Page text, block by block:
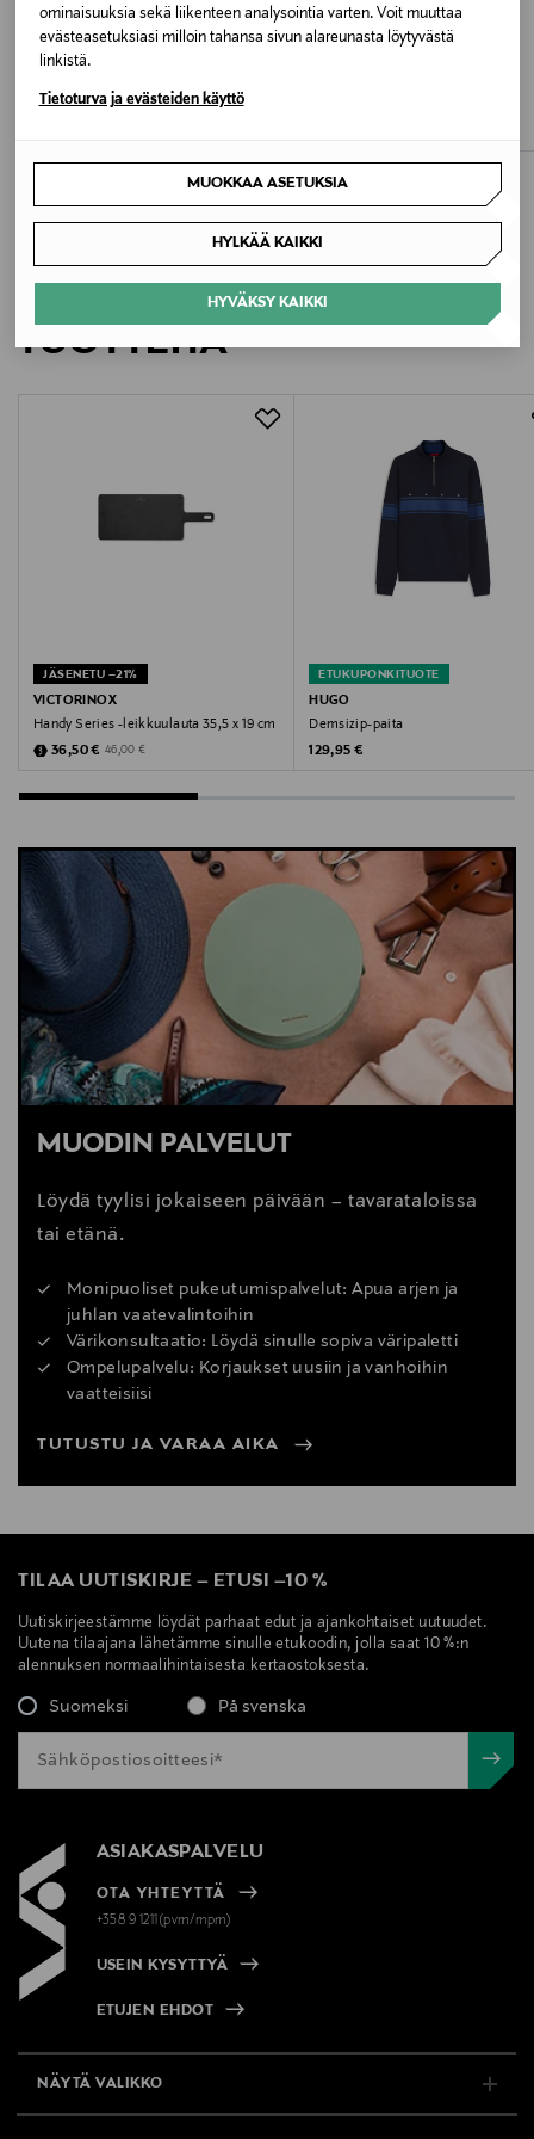
ominaisuuksia sekä liikenteen analysointia varten. Voit muuttaa
evästeasetuksiasi milloin tahansa sivun alareunasta löytyvästä
linkistä.
Tietoturva ja evästeiden käyttö
MUOKKAA ASETUKSIA
HYLKÄÄ KAIKKI
HYVÄKSY KAIKKI
Konepesu
Väri
NAVY
Avainsanat
Talvitakki, toppatakki, berkeley, parkatakit
ETUKUPONKITUOTE
Softshell Insulated -takki
LISÄÄ KIINNOSTAVIA
TUOTTEITA
JÄSENETU –21%
VICTORINOX
Handy Series -leikkuulauta 35,5 x 19 cm
Discounted Price
36,50 € Original Price
46,00 €
ETUKUPONKITUOTE
HUGO
Demsizip-paita
Original Price
129,95 €
MUODIN PALVELUT
Löydä tyylisi jokaiseen päivään – tavarataloissa
tai etänä.
Monipuoliset pukeutumispalvelut: Apua arjen ja
juhlan vaatevalintoihin
Värikonsultaatio: Löydä sinulle sopiva väripaletti
Ompelupalvelu: Korjaukset uusiin ja vanhoihin
vaatteisiisi
TUTUSTU JA VARAA AIKA
TILAA UUTISKIRJE – ETUSI –10 %
Uutiskirjeestämme löydät parhaat edut ja ajankohtaiset uutuudet.
Uutena tilaajana lähetämme sinulle etukoodin, jolla saat 10 %:n
alennuksen normaalihintaisesta kertaostoksesta.
Suomeksi På svenska
ASIAKASPALVELU
OTA YHTEYTTÄ
+358 9 1211(pvm/mpm)
USEIN KYSYTTYÄ
ETUJEN EHDOT
NÄYTÄ VALIKKO